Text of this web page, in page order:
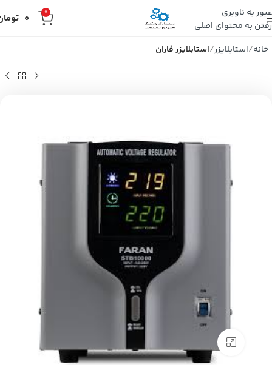
عبور به ناوبری
رفتن به محتوای اصلی
0
0
خانه استابلایزر استابلایزر فاران
بزرگنمایی تصویر